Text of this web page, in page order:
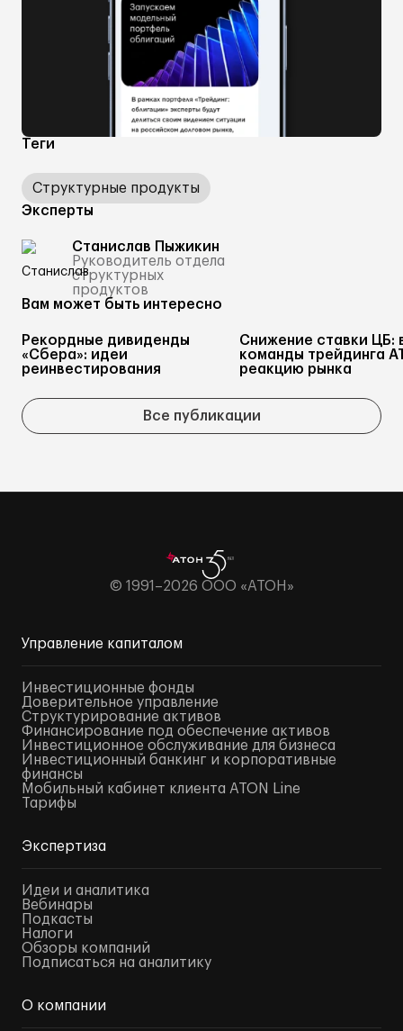
Теги
Структурные продукты
Эксперты
Станислав Пыжикин
Руководитель отдела
структурных
продуктов
Вам может быть интересно
Рекордные дивиденды
«Сбера»: идеи
реинвестирования
Снижение ставки ЦБ:
команды трейдинга
реакцию рынка
Все публикации
© 1991–2026 ООО «АТОН»
Управление капиталом
Инвестиционные фонды
Доверительное управление
Структурирование активов
Финансирование под обеспечение активов
Инвестиционное обслуживание для бизнеса
Инвестиционный банкинг и корпоративные
финансы
Мобильный кабинет клиента ATON Line
Тарифы
Экспертиза
Идеи и аналитика
Вебинары
Подкасты
Налоги
Обзоры компаний
Подписаться на аналитику
О компании